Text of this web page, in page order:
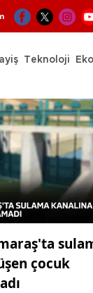
Teknoloji
çocuk